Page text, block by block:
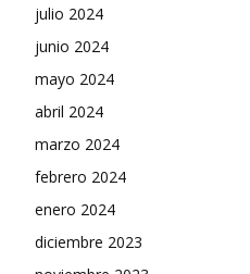
julio 2024
junio 2024
mayo 2024
abril 2024
marzo 2024
febrero 2024
enero 2024
diciembre 2023